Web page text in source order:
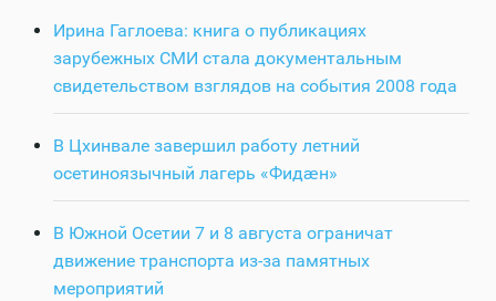
Ирина Гаглоева: книга о публикациях
зарубежных СМИ стала документальным
свидетельством взглядов на события 2008 года
В Цхинвале завершил работу летний
осетиноязычный лагерь «Фидӕн»
В Южной Осетии 7 и 8 августа ограничат
движение транспорта из-за памятных
мероприятий